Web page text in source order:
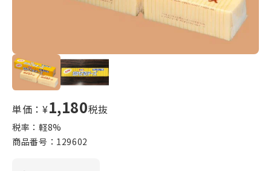
単価：¥1,180税抜
税率：軽8%
商品番号： 129602